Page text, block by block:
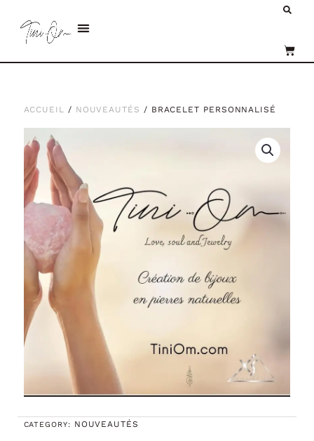
contenu
Menu
ACCUEIL / NOUVEAUTÉS / BRACELET PERSONNALISÉ
CATEGORY: NOUVEAUTÉS